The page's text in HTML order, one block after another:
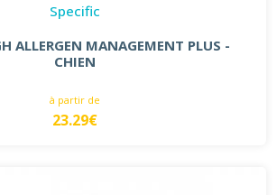
Specific
ALLERGEN MANAGEMENT PLUS -
CHIEN
à partir de
23.29€